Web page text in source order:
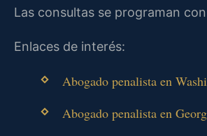
Las consultas se programan
Enlaces de interés:
Abogado penalista en
Abogado penalista en